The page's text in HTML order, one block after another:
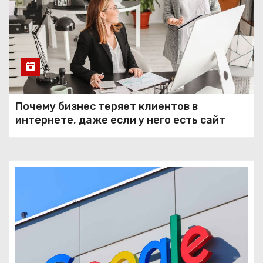
Почему бизнес теряет клиентов в
интернете, даже если у него есть сайт